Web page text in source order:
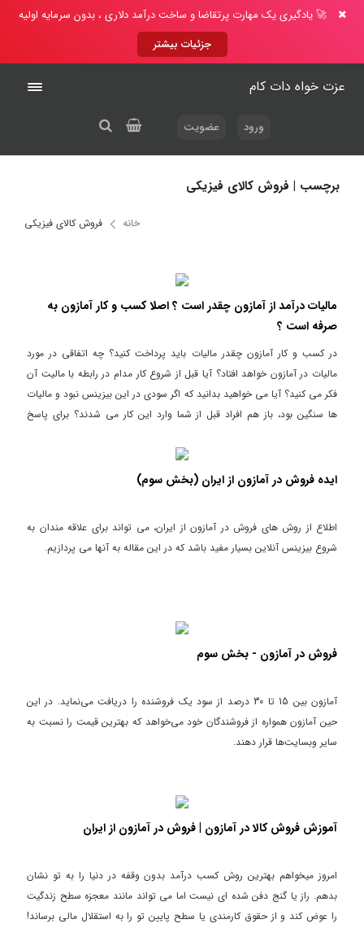
🚀 یادگیری یک مهارت پرتقاضا و ساخت درآمد دلاری ، بدون سرمایه اولیه
جزئیات بیشتر
عزت خواه دات کام
ورود عضویت
برچسب | فروش کالای فیزیکی
خانه فروش کالای فیزیکی
مالیات درآمد از آمازون چقدر است ؟ اصلا کسب و کار آمازون به
صرفه است ؟
در کسب و کار آمازون چقدر مالیات باید پرداخت کنید؟ چه اتفاقی در مورد
مالیات در آمازون خواهد افتاد؟ آیا قبل از شروع کار مدام در رابطه با مالیت آن
فکر می کنید؟ آیا می خواهید بدانید که اگر سودی در این بیزینس نبود و مالیات
ها سنگین بود، باز هم افراد قبل از شما وارد این کار می شدند؟ برای پاسخ
ایده فروش در آمازون از ایران (بخش سوم)
اطلاع از روش های فروش در آمازون از ایران، می تواند برای علاقه مندان به
شروع بیزینس آنلاین بسیار مفید باشد که در این مقاله به آنها می پردازیم.
فروش در آمازون - بخش سوم
آمازون بین 15 تا 30 درصد از سود یک فروشنده را دریافت می‌نماید. در این
حین آمازون همواره از فروشندگان خود می‌خواهد که بهترین قیمت را نسبت به
سایر وبسایت‌ها قرار دهند.
آموزش فروش کالا در آمازون | فروش در آمازون از ایران
امروز میخواهم بهترین روش کسب درآمد بدون وقفه در دنیا را به تو نشان
بدهم. راز یا گنج دفن شده ای نیست اما می تواند مانند معجزه سطح زندگیت
را عوض کند و از حقوق کارمندی یا سطح پایین تو را به استقلال مالی برساند!